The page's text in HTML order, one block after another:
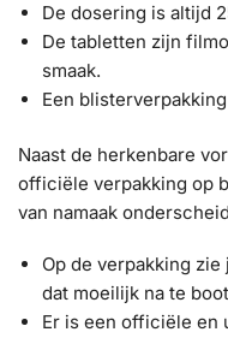
De dosering is altijd
De tabletten zijn
smaak.
Een
Naast de herkenbare
officiële verpakking op
van namaak
Op de verpakking
dat moeilijk na te
Er is een officiële en